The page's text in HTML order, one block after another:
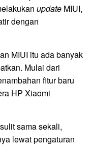
update MIUI,
dengan
MIUI itu ada banyak
Mulai dari
fitur baru
HP Xiaomi
sama sekali,
lewat pengaturan